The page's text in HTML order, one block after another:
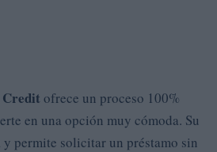
ofrece un proceso 100%
en una opción muy cómoda. Su
permite solicitar un préstamo sin